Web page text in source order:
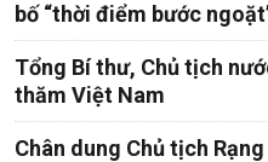
bố “thời điểm bước
Tổng Bí thư, Chủ tịch
thăm Việt Nam
Chân dung Chủ tịch